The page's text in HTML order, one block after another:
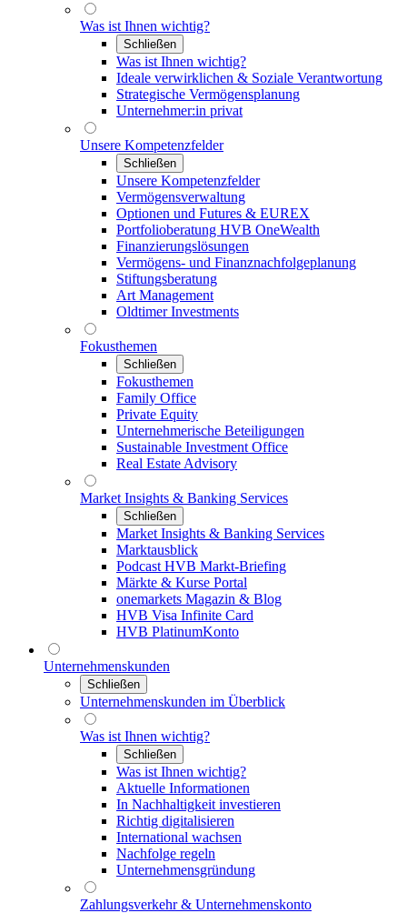
Was ist Ihnen wichtig?
Schließen
Was ist Ihnen wichtig?
Ideale verwirklichen & Soziale Verantwortung
Strategische Vermögensplanung
Unternehmer:in privat
Unsere Kompetenzfelder
Schließen
Unsere Kompetenzfelder
Vermögensverwaltung
Optionen und Futures & EUREX
Portfolioberatung HVB OneWealth
Finanzierungslösungen
Vermögens- und Finanznachfolgeplanung
Stiftungsberatung
Art Management
Oldtimer Investments
Fokusthemen
Schließen
Fokusthemen
Family Office
Private Equity
Unternehmerische Beteiligungen
Sustainable Investment Office
Real Estate Advisory
Market Insights & Banking Services
Schließen
Market Insights & Banking Services
Marktausblick
Podcast HVB Markt-Briefing
Märkte & Kurse Portal
onemarkets Magazin & Blog
HVB Visa Infinite Card
HVB PlatinumKonto
Unternehmenskunden
Schließen
Unternehmenskunden im Überblick
Was ist Ihnen wichtig?
Schließen
Was ist Ihnen wichtig?
Aktuelle Informationen
In Nachhaltigkeit investieren
Richtig digitalisieren
International wachsen
Nachfolge regeln
Unternehmensgründung
Zahlungsverkehr & Unternehmenskonto